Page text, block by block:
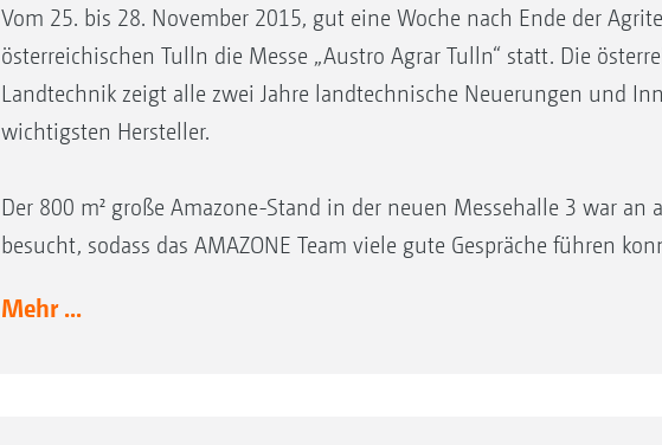
Vom 25. bis 28. November 2015, gut eine Woche nach Ende der
österreichischen Tulln die Messe „Austro Agrar Tulln“ statt. Die
Landtechnik zeigt alle zwei Jahre landtechnische Neuerungen und
wichtigsten Hersteller.
Der 800 m² große Amazone-Stand in der neuen Messehalle 3 war an
besucht, sodass das AMAZONE Team viele gute Gespräche führen
Mehr ...